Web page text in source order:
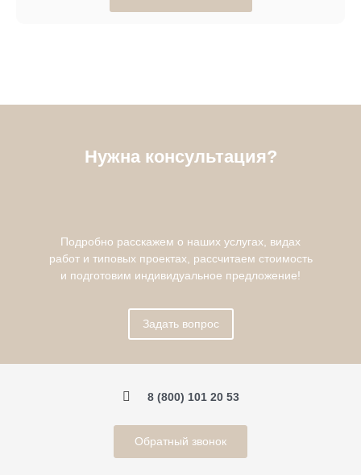
Нужна консультация?
Подробно расскажем о наших услугах, видах
работ и типовых проектах, рассчитаем стоимость
и подготовим индивидуальное предложение!
Задать вопрос
8 (800) 101 20 53
Обратный звонок